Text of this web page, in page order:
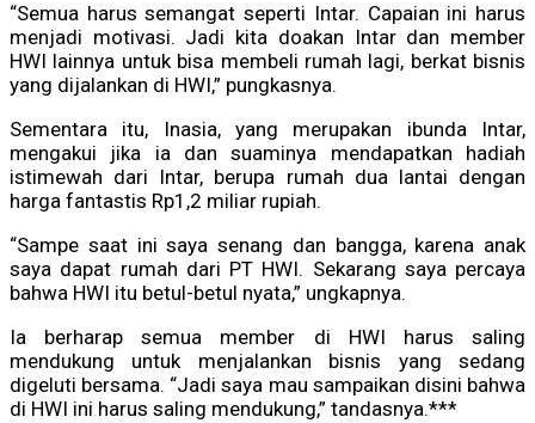
“Semua harus semangat seperti Intar. Capaian ini harus
menjadi motivasi. Jadi kita doakan Intar dan member
HWI lainnya untuk bisa membeli rumah lagi, berkat bisnis
yang dijalankan di HWI,” pungkasnya.
Sementara itu, Inasia, yang merupakan ibunda Intar,
mengakui jika ia dan suaminya mendapatkan hadiah
istimewah dari Intar, berupa rumah dua lantai dengan
harga fantastis Rp1,2 miliar rupiah.
“Sampe saat ini saya senang dan bangga, karena anak
saya dapat rumah dari PT HWI. Sekarang saya percaya
bahwa HWI itu betul-betul nyata,” ungkapnya.
Ia berharap semua member di HWI harus saling
mendukung untuk menjalankan bisnis yang sedang
digeluti bersama. “Jadi saya mau sampaikan disini bahwa
di HWI ini harus saling mendukung,” tandasnya.***